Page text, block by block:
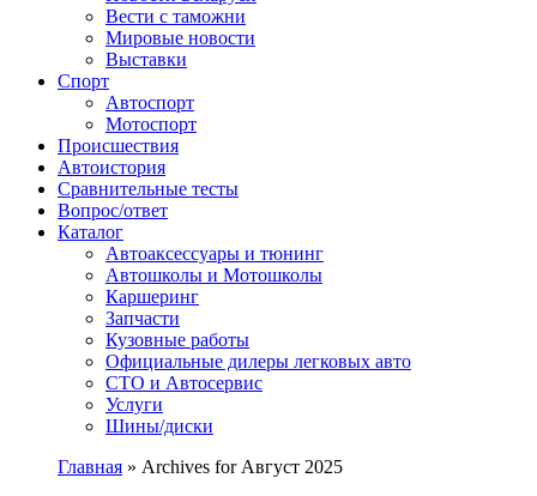
Вести с таможни
Мировые новости
Выставки
Спорт
Автоспорт
Мотоспорт
Происшествия
Автоистория
Сравнительные тесты
Вопрос/ответ
Каталог
Автоакcессуары и тюнинг
Автошколы и Мотошколы
Каршеринг
Запчасти
Кузовные работы
Официальные дилеры легковых авто
СТО и Автосервис
Услуги
Шины/диски
Главная » Archives for Август 2025